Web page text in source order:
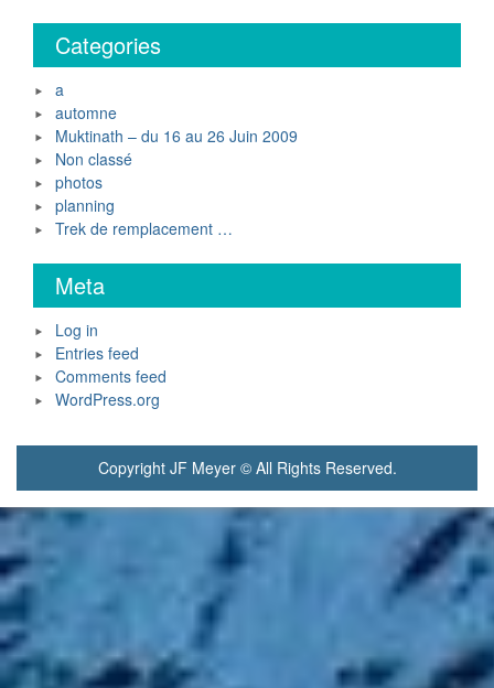
Categories
a
automne
Muktinath – du 16 au 26 Juin 2009
Non classé
photos
planning
Trek de remplacement …
Meta
Log in
Entries feed
Comments feed
WordPress.org
Copyright JF Meyer © All Rights Reserved.